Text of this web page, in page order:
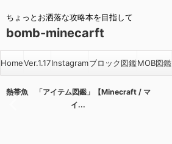
ちょっとお洒落な攻略本を目指して
bomb-minecarft
HomeVer.1.17Instagramブロック図鑑MOB図鑑
熱帯魚 「アイテム図鑑」【Minecraft / マ
イ...